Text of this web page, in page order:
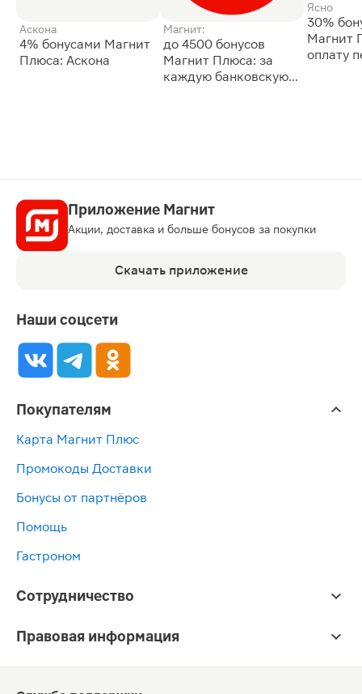
Аскона
4% бонусами Магнит
Плюса: Аскона
Магнит:
до 4500 бонусов
Магнит Плюса: за
каждую банковскую
Ясно
30%
Магнит
оплату
Приложение Магнит
Акции, доставка и больше бонусов за покупки
Скачать приложение
Наши соцсети
Покупателям
Карта Магнит Плюс
Промокоды Доставки
Бонусы от партнёров
Помощь
Гастроном
Сотрудничество
Правовая информация